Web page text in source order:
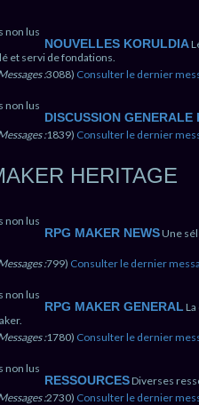
NOUVELLES KORULDIA
et servi de fondations.
:3088) Consulter le dernier
DISCUSSION GENERALE
:1839) Consulter le dernier
HERITAGE
RPG MAKER NEWSUne
:799) Consulter le dernier
RPG MAKER GENERAL
:1780) Consulter le dernier
RESSOURCESDiverses
:2730) Consulter le dernier